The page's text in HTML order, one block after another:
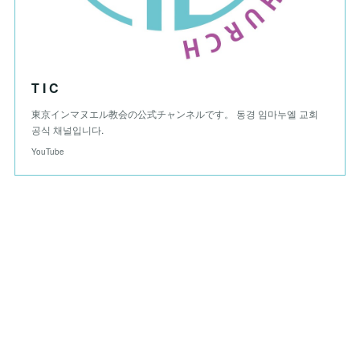
T I C
東京インマヌエル教会の公式チャンネルです。 동경 임마누엘 교회
공식 채널입니다.
YouTube